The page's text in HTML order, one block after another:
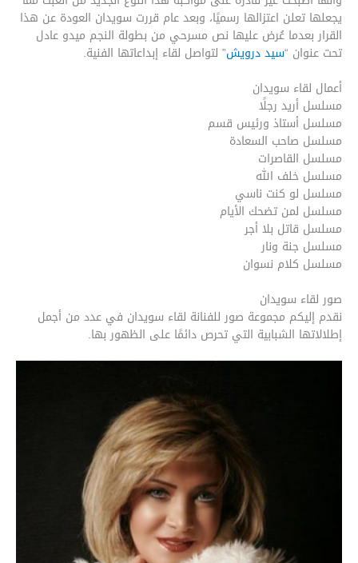
يجعلها تعلن اعتزالها رسميًا، وبعد عام قررت سويدان العودة عن هذا
القرار بعدما عُرض عليها نص مسرحي من بطولة النجم ميدو عادل
تحت عنوان “سيد درويش” لتواصل لقاء إبداعاتها الفنية.
أعمال لقاء سويدان
مسلسل أريد رجلًا
مسلسل أستاذ ورئيس قسم
مسلسل صاحب السعادة
مسلسل القاصرات
مسلسل خلف الله
مسلسل لو كنت ناسي
مسلسل لمن تضحك الأيام
مسلسل قاتل بلا أجر
مسلسل جنة ونار
مسلسل كلام نسوان
صور لقاء سويدان
نقدم إليكم مجموعة صور للفنانة لقاء سويدان في عدد من أجمل
إطلالاتها الشبابية التي تحرص دائمًا على الظهور بها.